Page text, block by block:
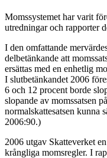
Momssystemet har varit
utredningar och rapporter
I den omfattande
delbetänkande att
ersättas med en enhetlig
I slutbetänkandet 2006
6 och 12 procent borde
slopande av momssatsen
normalskattesatsen kunna
2006:90.)
2006 utgav Skatteverket
krångliga momsregler. I